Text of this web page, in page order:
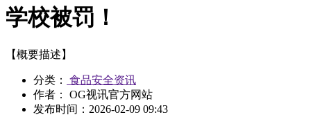
学校被罚！
【概要描述】
分类：
食品安全资讯
作者： OG视讯官方网站
发布时间： 2026-02-09 09:43